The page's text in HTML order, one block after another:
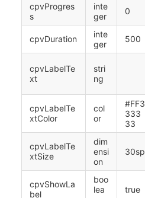
cpvProgres
s
inte
ger
0
cpvDuration
inte
ger
500
cpvLabelTe
xt
stri
ng
cpvLabelTe
xtColor
col
or
#FF3
333
33
cpvLabelTe
xtSize
dim
ensi
on
30sp
cpvShowLa
bel
boo
lea
true